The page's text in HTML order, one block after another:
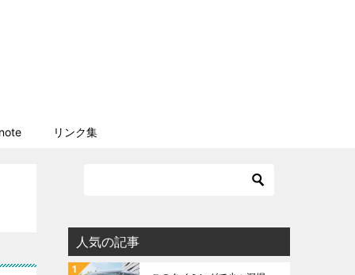
リンク集
人気の記事